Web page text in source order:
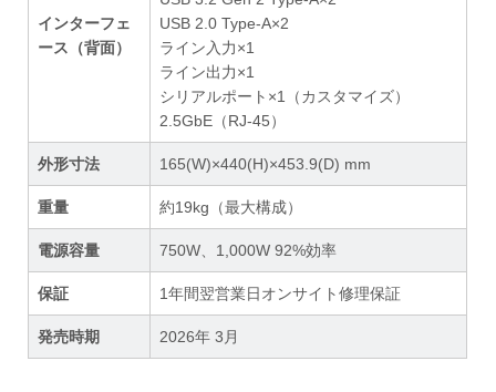
インターフェ
ース（背面）
USB 2.0 Type-A×2
ライン入力×1
ライン出力×1
シリアルポート×1（カスタマイズ）
2.5GbE（RJ-45）
外形寸法 165(W)×440(H)×453.9(D) mm
重量 約19kg（最大構成）
電源容量 750W、1,000W 92%効率
保証 1年間翌営業日オンサイト修理保証
発売時期 2026年 3月